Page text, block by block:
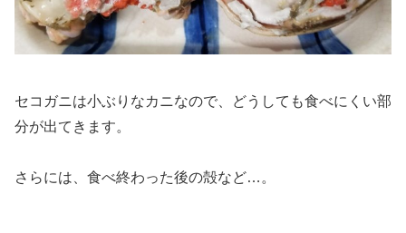
セコガニは小ぶりなカニなので、どうしても食べにくい部
分が出てきます。
さらには、食べ終わった後の殻など…。